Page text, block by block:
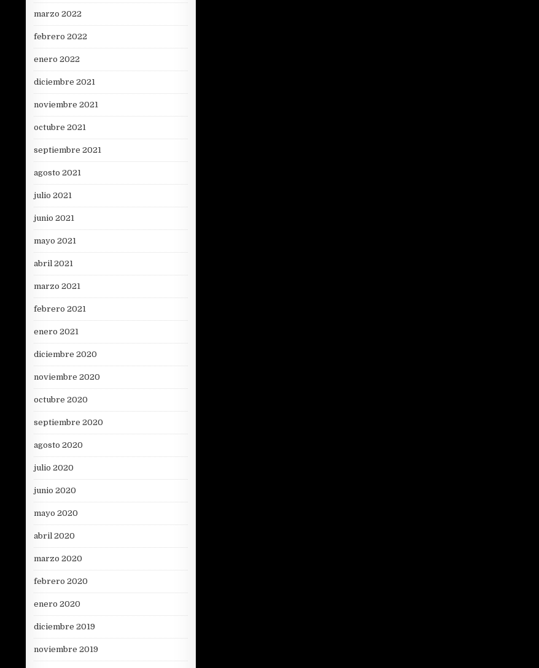
marzo 2022
febrero 2022
enero 2022
diciembre 2021
noviembre 2021
octubre 2021
septiembre 2021
agosto 2021
julio 2021
junio 2021
mayo 2021
abril 2021
marzo 2021
febrero 2021
enero 2021
diciembre 2020
noviembre 2020
octubre 2020
septiembre 2020
agosto 2020
julio 2020
junio 2020
mayo 2020
abril 2020
marzo 2020
febrero 2020
enero 2020
diciembre 2019
noviembre 2019